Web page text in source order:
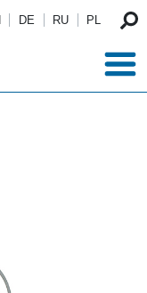
DE RU PL